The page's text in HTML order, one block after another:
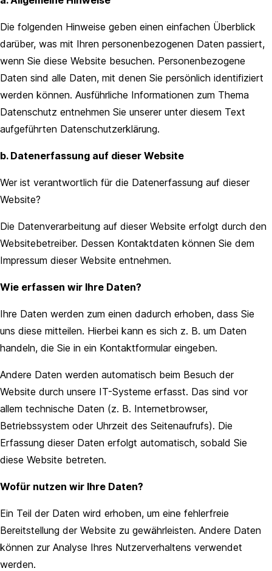
Die folgenden Hinweise geben einen einfachen Überblick
darüber, was mit Ihren personenbezogenen Daten passiert,
wenn Sie diese Website besuchen. Personenbezogene
Daten sind alle Daten, mit denen Sie persönlich identifiziert
werden können. Ausführliche Informationen zum Thema
Datenschutz entnehmen Sie unserer unter diesem Text
aufgeführten Datenschutzerklärung.
b. Datenerfassung auf dieser Website
Wer ist verantwortlich für die Datenerfassung auf dieser
Website?
Die Datenverarbeitung auf dieser Website erfolgt durch den
Websitebetreiber. Dessen Kontaktdaten können Sie dem
Impressum dieser Website entnehmen.
Wie erfassen wir Ihre Daten?
Ihre Daten werden zum einen dadurch erhoben, dass Sie
uns diese mitteilen. Hierbei kann es sich z. B. um Daten
handeln, die Sie in ein Kontaktformular eingeben.
Andere Daten werden automatisch beim Besuch der
Website durch unsere IT-Systeme erfasst. Das sind vor
allem technische Daten (z. B. Internetbrowser,
Betriebssystem oder Uhrzeit des Seitenaufrufs). Die
Erfassung dieser Daten erfolgt automatisch, sobald Sie
diese Website betreten.
Wofür nutzen wir Ihre Daten?
Ein Teil der Daten wird erhoben, um eine fehlerfreie
Bereitstellung der Website zu gewährleisten. Andere Daten
können zur Analyse Ihres Nutzerverhaltens verwendet
werden.